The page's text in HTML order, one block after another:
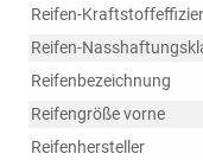
Reifen-
Reifen-
Reifenbezeichnung
Reifengröße vorne
Reifenhersteller